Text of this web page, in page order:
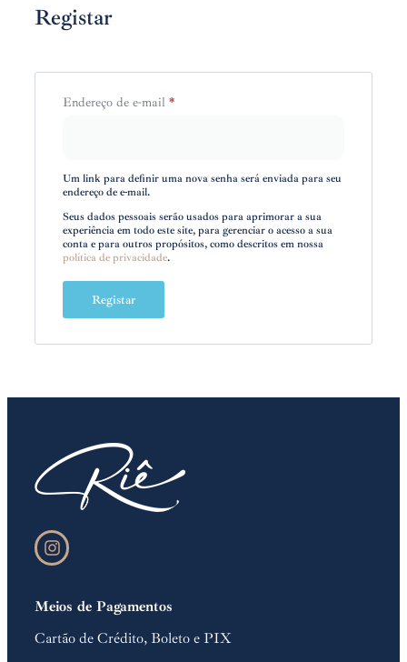
Registar
Endereço de e-mail *
Um link para definir uma nova senha será enviada para seu
endereço de e-mail.
Seus dados pessoais serão usados para aprimorar a sua
experiência em todo este site, para gerenciar o acesso a sua
conta e para outros propósitos, como descritos em nossa
política de privacidade.
Registar
Meios de Pagamentos
Cartão de Crédito, Boleto e PIX